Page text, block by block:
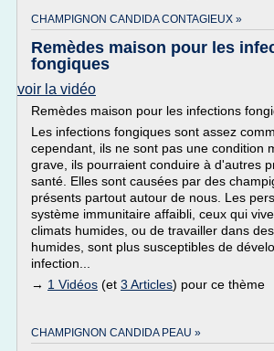
CHAMPIGNON CANDIDA CONTAGIEUX »
Remèdes maison pour les
fongiques
voir la vidéo
Remèdes maison pour les infections
Les infections fongiques sont assez
cependant, ils ne sont pas une condition
grave, ils pourraient conduire à d'autres
santé. Elles sont causées par des
présents partout autour de nous. Les
système immunitaire affaibli, ceux qui
climats humides, ou de travailler dans
humides, sont plus susceptibles de
infection...
→ 1 Vidéos (et 3 Articles) pour ce thème
CHAMPIGNON CANDIDA PEAU »